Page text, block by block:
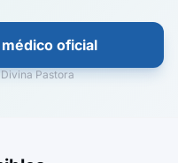
oficial
Pastora